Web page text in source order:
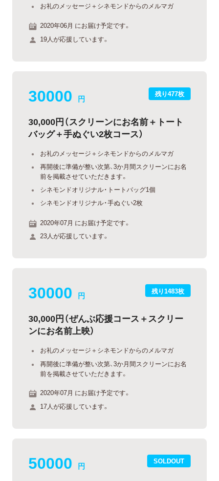
お礼のメッセージ＋シネモンドからのメルマガ
2020年06月 にお届け予定です。
19人が応援しています。
残り477枚
30000 円
30,000円（スクリーンにお名前＋トート
バッグ＋手ぬぐい2枚コース）
お礼のメッセージ＋シネモンドからのメルマガ
再開後に準備が整い次第、3か月間スクリーンにお名
前を掲載させていただきます。
シネモンドオリジナル・トートバッグ1個
シネモンドオリジナル・手ぬぐい2枚
2020年07月 にお届け予定です。
23人が応援しています。
残り1483枚
30000 円
30,000円（ぜんぶ応援コース＋スクリー
ンにお名前上映）
お礼のメッセージ＋シネモンドからのメルマガ
再開後に準備が整い次第、3か月間スクリーンにお名
前を掲載させていただきます。
2020年07月 にお届け予定です。
17人が応援しています。
SOLDOUT
50000 円